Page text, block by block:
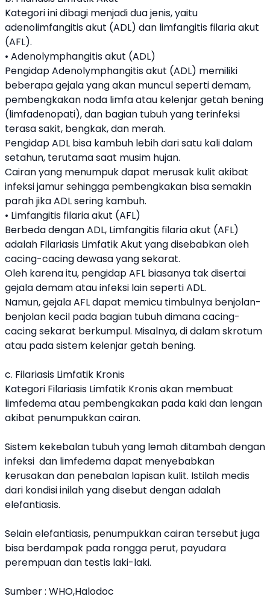
Kategori ini dibagi menjadi dua jenis, yaitu
adenolimfangitis akut (ADL) dan limfangitis filaria akut
(AFL).
• Adenolymphangitis akut (ADL)
Pengidap Adenolymphangitis akut (ADL) memiliki
beberapa gejala yang akan muncul seperti demam,
pembengkakan noda limfa atau kelenjar getah bening
(limfadenopati), dan bagian tubuh yang terinfeksi
terasa sakit, bengkak, dan merah.
Pengidap ADL bisa kambuh lebih dari satu kali dalam
setahun, terutama saat musim hujan.
Cairan yang menumpuk dapat merusak kulit akibat
infeksi jamur sehingga pembengkakan bisa semakin
parah jika ADL sering kambuh.
• Limfangitis filaria akut (AFL)
Berbeda dengan ADL, Limfangitis filaria akut (AFL)
adalah Filariasis Limfatik Akut yang disebabkan oleh
cacing-cacing dewasa yang sekarat.
Oleh karena itu, pengidap AFL biasanya tak disertai
gejala demam atau infeksi lain seperti ADL.
Namun, gejala AFL dapat memicu timbulnya benjolan-
benjolan kecil pada bagian tubuh dimana cacing-
cacing sekarat berkumpul. Misalnya, di dalam skrotum
atau pada sistem kelenjar getah bening.
c. Filariasis Limfatik Kronis
Kategori Filariasis Limfatik Kronis akan membuat
limfedema atau pembengkakan pada kaki dan lengan
akibat penumpukkan cairan.
Sistem kekebalan tubuh yang lemah ditambah dengan
infeksi dan limfedema dapat menyebabkan
kerusakan dan penebalan lapisan kulit. Istilah medis
dari kondisi inilah yang disebut dengan adalah
elefantiasis.
Selain elefantiasis, penumpukkan cairan tersebut juga
bisa berdampak pada rongga perut, payudara
perempuan dan testis laki-laki.
Sumber : WHO,Halodoc